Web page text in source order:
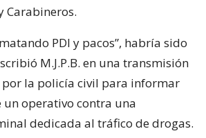
Carabineros.
PDI y pacos”, habría sido
M.J.P.B. en una transmisión
por la policía civil para informar
un operativo contra una
dedicada al tráfico de drogas.